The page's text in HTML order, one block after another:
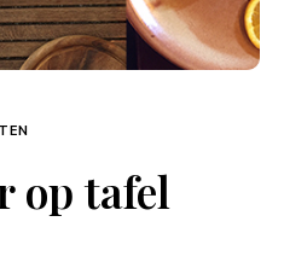
op tafel